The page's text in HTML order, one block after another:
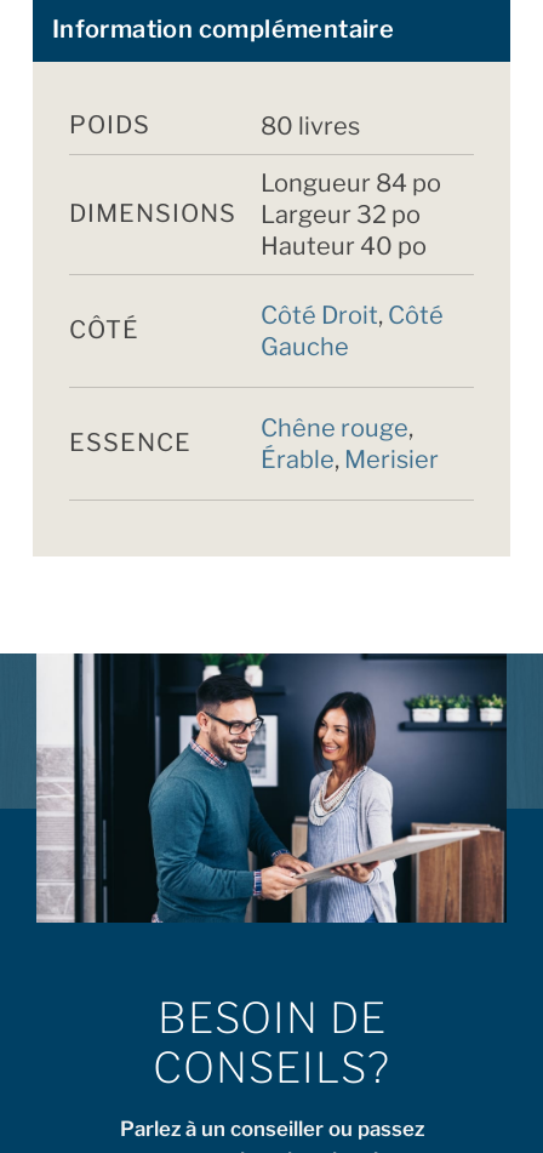
Information complémentaire
POIDS 80 livres
DIMENSIONS
Longueur 84 po
Largeur 32 po
Hauteur 40 po
CÔTÉ Côté Droit, Côté
Gauche
ESSENCE Chêne rouge,
Érable, Merisier
BESOIN DE
CONSEILS?
Parlez à un conseiller ou passez